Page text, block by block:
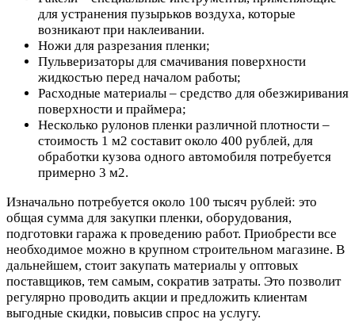
для устранения пузырьков воздуха, которые
возникают при наклеивании.
Ножи для разрезания пленки;
Пульверизаторы для смачивания поверхности
жидкостью перед началом работы;
Расходные материалы – средство для обезжиривания
поверхности и праймера;
Несколько рулонов пленки различной плотности –
стоимость 1 м2 составит около 400 рублей, для
обработки кузова одного автомобиля потребуется
примерно 3 м2.
Изначально потребуется около 100 тысяч рублей: это
общая сумма для закупки пленки, оборудования,
подготовки гаража к проведению работ. Приобрести все
необходимое можно в крупном строительном магазине. В
дальнейшем, стоит закупать материалы у оптовых
поставщиков, тем самым, сократив затраты. Это позволит
регулярно проводить акции и предложить клиентам
выгодные скидки, повысив спрос на услугу.